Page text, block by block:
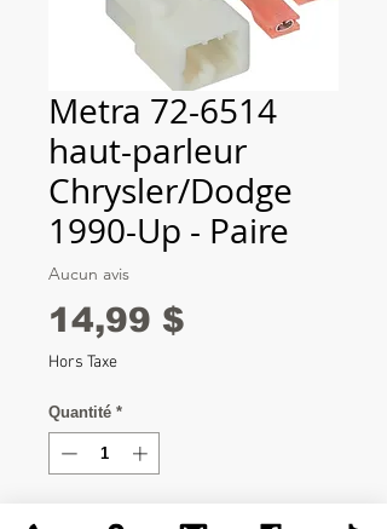
Metra 72-6514
haut-parleur
Chrysler/Dodge
1990-Up - Paire
Aucun avis
14,99 $
Hors Taxe
Quantité *